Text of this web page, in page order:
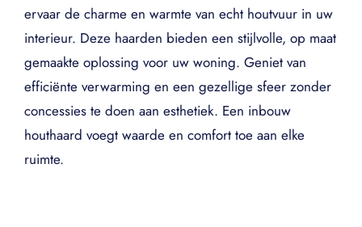
ervaar de charme en warmte van echt houtvuur in uw
interieur. Deze haarden bieden een stijlvolle, op maat
gemaakte oplossing voor uw woning. Geniet van
efficiënte verwarming en een gezellige sfeer zonder
concessies te doen aan esthetiek. Een inbouw
houthaard voegt waarde en comfort toe aan elke
ruimte.